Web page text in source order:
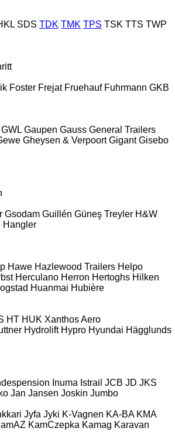
SDS TDK TMK TPS TSK TTS TWP
Foster Frejat Fruehauf Fuhrmann GKB
GWL Gaupen Gauss General Trailers
Gheysen & Verpoort Gigant Gisebo
Gsodam Guillén Güneş Treyler H&W
Hangler
Hawe Hazlewood Trailers Helpo
Herculano Herron Hertoghs Hilken
Huanmai Hubière
HT HUK Xanthos Aero
Hydrolift Hypro Hyundai Hägglunds
Inuma Istrail JCB JD JKS
Jan Jansen Joskin Jumbo
Jyfa Jyki K-Vagnen KA-BA KMA
KamCzepka Kamag Karavan